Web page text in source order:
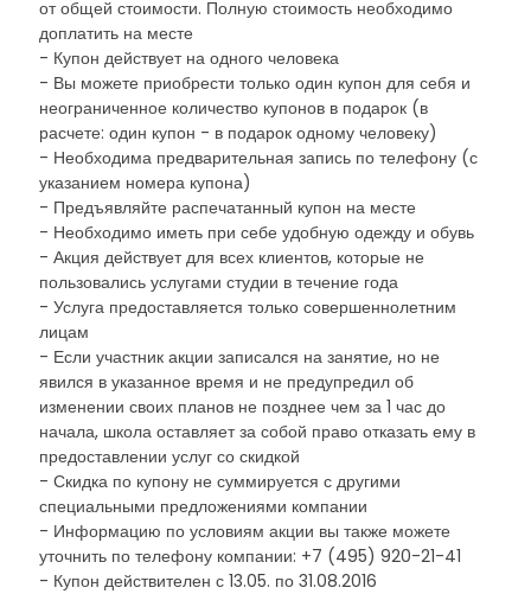
от общей стоимости. Полную стоимость необходимо
доплатить на месте
- Купон действует на одного человека
- Вы можете приобрести только один купон для себя и
неограниченное количество купонов в подарок (в
расчете: один купон - в подарок одному человеку)
- Необходима предварительная запись по телефону (с
указанием номера купона)
- Предъявляйте распечатанный купон на месте
- Необходимо иметь при себе удобную одежду и обувь
- Акция действует для всех клиентов, которые не
пользовались услугами студии в течение года
- Услуга предоставляется только совершеннолетним
лицам
- Если участник акции записался на занятие, но не
явился в указанное время и не предупредил об
изменении своих планов не позднее чем за 1 час до
начала, школа оставляет за собой право отказать ему в
предоставлении услуг со скидкой
- Скидка по купону не суммируется с другими
специальными предложениями компании
- Информацию по условиям акции вы также можете
уточнить по телефону компании: +7 (495) 920-21-41
- Купон действителен с 13.05. по 31.08.2016